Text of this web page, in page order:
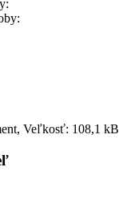
Veľkosť: 108,1 kB